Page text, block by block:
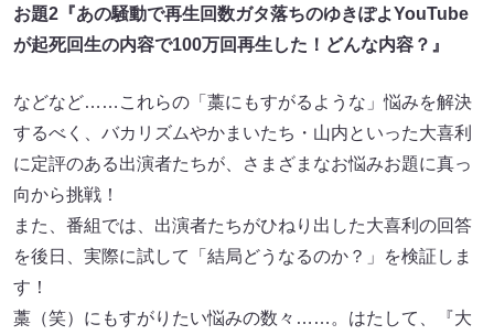
お題2『あの騒動で再生回数ガタ落ちのゆきぽよYouTube
が起死回生の内容で100万回再生した！どんな内容？』
などなど……これらの「藁にもすがるような」悩みを解決
するべく、バカリズムやかまいたち・山内といった大喜利
に定評のある出演者たちが、さまざまなお悩みお題に真っ
向から挑戦！
また、番組では、出演者たちがひねり出した大喜利の回答
を後日、実際に試して「結局どうなるのか？」を検証しま
す！
藁（笑）にもすがりたい悩みの数々……。はたして、『大